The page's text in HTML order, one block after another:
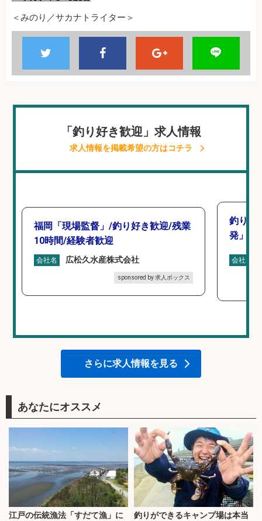
＜みのり／サカナトライター＞
「釣り好き歓迎」求人情報
求人情報を掲載希望の方はコチラ
福岡「現場監督」/釣り好き歓迎/残業
10時間/経験者歓迎
会社名 広松久水産株式会社
sponsored by 求人ボックス
釣り好
発」/
会社名
さらに求人情報を見る
あなたにオススメ
江戸の伝統漁法「すだて漁」に
釣りができるキャンプ場は本当